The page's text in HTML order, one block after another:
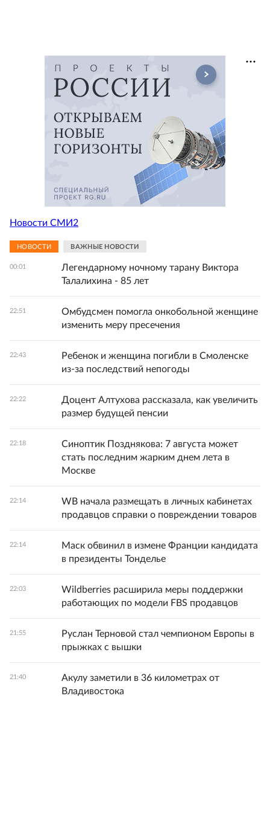
Новости СМИ2
НОВОСТИ ВАЖНЫЕ НОВОСТИ
00:01
Легендарному ночному тарану Виктора
Талалихина - 85 лет
22:51
Омбудсмен помогла онкобольной женщине
изменить меру пресечения
22:43
Ребенок и женщина погибли в Смоленске
из-за последствий непогоды
22:22
Доцент Алтухова рассказала, как увеличить
размер будущей пенсии
22:18
Синоптик Позднякова: 7 августа может
стать последним жарким днем лета в
Москве
22:14
WB начала размещать в личных кабинетах
продавцов справки о повреждении товаров
22:14
Маск обвинил в измене Франции кандидата
в президенты Тонделье
22:03
Wildberries расширила меры поддержки
работающих по модели FBS продавцов
21:55
Руслан Терновой стал чемпионом Европы в
прыжках с вышки
21:40
Акулу заметили в 36 километрах от
Владивостока